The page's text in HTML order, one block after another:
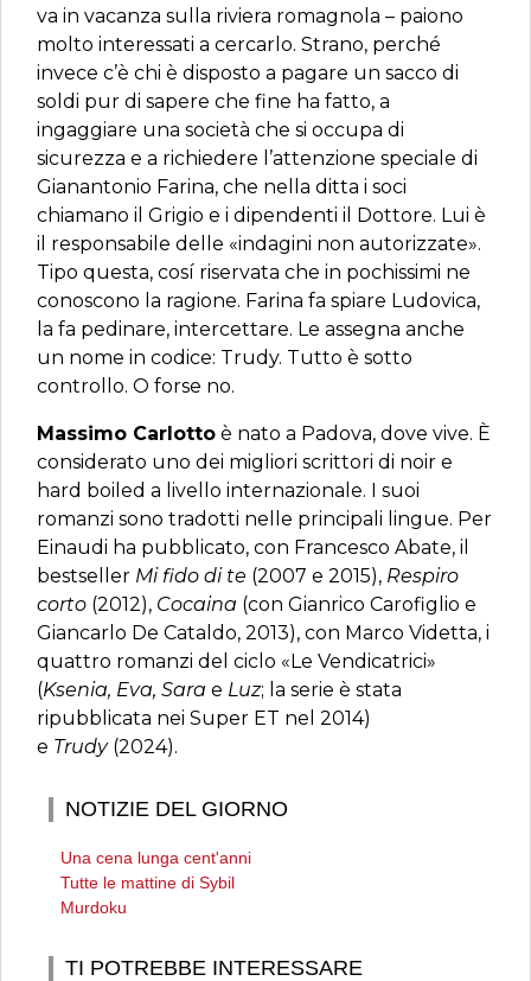
va in vacanza sulla riviera romagnola – paiono
molto interessati a cercarlo. Strano, perché
invece c’è chi è disposto a pagare un sacco di
soldi pur di sapere che fine ha fatto, a
ingaggiare una società che si occupa di
sicurezza e a richiedere l’attenzione speciale di
Gianantonio Farina, che nella ditta i soci
chiamano il Grigio e i dipendenti il Dottore. Lui è
il responsabile delle «indagini non autorizzate».
Tipo questa, cosí riservata che in pochissimi ne
conoscono la ragione. Farina fa spiare Ludovica,
la fa pedinare, intercettare. Le assegna anche
un nome in codice: Trudy. Tutto è sotto
controllo. O forse no.
Massimo Carlotto è nato a Padova, dove vive. È
considerato uno dei migliori scrittori di noir e
hard boiled a livello internazionale. I suoi
romanzi sono tradotti nelle principali lingue. Per
Einaudi ha pubblicato, con Francesco Abate, il
bestseller Mi fido di te (2007 e 2015), Respiro
corto (2012), Cocaina (con Gianrico Carofiglio e
Giancarlo De Cataldo, 2013), con Marco Videtta, i
quattro romanzi del ciclo «Le Vendicatrici»
(Ksenia, Eva, Sara e Luz; la serie è stata
ripubblicata nei Super ET nel 2014)
e Trudy(2024).
NOTIZIE DEL GIORNO
Una cena lunga cent'anni
Tutte le mattine di Sybil
Murdoku
TI POTREBBE INTERESSARE